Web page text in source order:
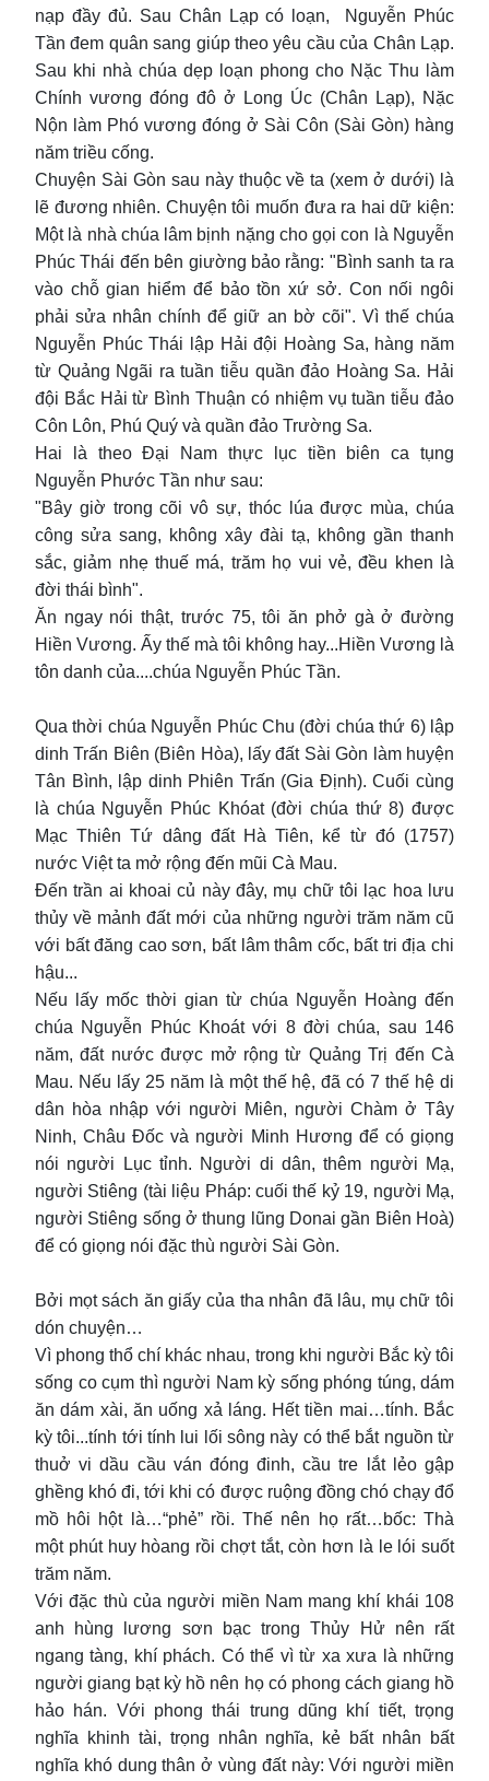
nạp đầy đủ. Sau Chân Lạp có loạn, Nguyễn Phúc
Tần đem quân sang giúp theo yêu cầu của Chân Lạp.
Sau khi nhà chúa dẹp loạn phong cho Nặc Thu làm
Chính vương đóng đô ở Long Úc (Chân Lạp), Nặc
Nộn làm Phó vương đóng ở Sài Côn (Sài Gòn) hàng
năm triều cống.
Chuyện Sài Gòn sau này thuộc về ta (xem ở dưới) là
lẽ đương nhiên. Chuyện tôi muốn đưa ra hai dữ kiện:
Một là nhà chúa lâm bịnh nặng cho gọi con là Nguyễn
Phúc Thái đến bên giường bảo rằng: "Bình sanh ta ra
vào chỗ gian hiểm để bảo tồn xứ sở. Con nối ngôi
phải sửa nhân chính để giữ an bờ cõi". Vì thế chúa
Nguyễn Phúc Thái lập Hải đội Hoàng Sa, hàng năm
từ Quảng Ngãi ra tuần tiễu quần đảo Hoàng Sa. Hải
đội Bắc Hải từ Bình Thuận có nhiệm vụ tuần tiễu đảo
Côn Lôn, Phú Quý và quần đảo Trường Sa.
Hai là theo Đại Nam thực lục tiền biên ca tụng
Nguyễn Phước Tần như sau:
"Bây giờ trong cõi vô sự, thóc lúa được mùa, chúa
công sửa sang, không xây đài tạ, không gần thanh
sắc, giảm nhẹ thuế má, trăm họ vui vẻ, đều khen là
đời thái bình".
Ăn ngay nói thật, trước 75, tôi ăn phở gà ở đường
Hiền Vương. Ấy thế mà tôi không hay...Hiền Vương là
tôn danh của....chúa Nguyễn Phúc Tần.
Qua thời chúa Nguyễn Phúc Chu (đời chúa thứ 6) lập
dinh Trấn Biên (Biên Hòa), lấy đất Sài Gòn làm huyện
Tân Bình, lập dinh Phiên Trấn (Gia Định). Cuối cùng
là chúa Nguyễn Phúc Khóat (đời chúa thứ 8) được
Mạc Thiên Tứ dâng đất Hà Tiên, kể từ đó (1757)
nước Việt ta mở rộng đến mũi Cà Mau.
Đến trần ai khoai củ này đây, mụ chữ tôi lạc hoa lưu
thủy về mảnh đất mới của những người trăm năm cũ
với bất đăng cao sơn, bất lâm thâm cốc, bất tri địa chi
hậu...
Nếu lấy mốc thời gian từ chúa Nguyễn Hoàng đến
chúa Nguyễn Phúc Khoát với 8 đời chúa, sau 146
năm, đất nước được mở rộng từ Quảng Trị đến Cà
Mau. Nếu lấy 25 năm là một thế hệ, đã có 7 thế hệ di
dân hòa nhập với người Miên, người Chàm ở Tây
Ninh, Châu Đốc và người Minh Hương để có giọng
nói người Lục tỉnh. Người di dân, thêm người Mạ,
người Stiêng (tài liệu Pháp: cuối thế kỷ 19, người Mạ,
người Stiêng sống ở thung lũng Donai gần Biên Hoà)
để có giọng nói đặc thù người Sài Gòn.
Bởi mọt sách ăn giấy của tha nhân đã lâu, mụ chữ tôi
dón chuyện…
Vì phong thổ chí khác nhau, trong khi người Bắc kỳ tôi
sống co cụm thì người Nam kỳ sống phóng túng, dám
ăn dám xài, ăn uống xả láng. Hết tiền mai…tính. Bắc
kỳ tôi...tính tới tính lui lối sông này có thể bắt nguồn từ
thuở vi dầu cầu ván đóng đinh, cầu tre lắt lẻo gập
ghềng khó đi, tới khi có được ruộng đồng chó chạy đổ
mồ hôi hột là…“phẻ” rồi. Thế nên họ rất…bốc: Thà
một phút huy hòang rồi chợt tắt, còn hơn là le lói suốt
trăm năm.
Với đặc thù của người miền Nam mang khí khái 108
anh hùng lương sơn bạc trong Thủy Hử nên rất
ngang tàng, khí phách. Có thể vì từ xa xưa là những
người giang bạt kỳ hồ nên họ có phong cách giang hồ
hảo hán. Với phong thái trung dũng khí tiết, trọng
nghĩa khinh tài, trọng nhân nghĩa, kẻ bất nhân bất
nghĩa khó dung thân ở vùng đất này: Với người miền